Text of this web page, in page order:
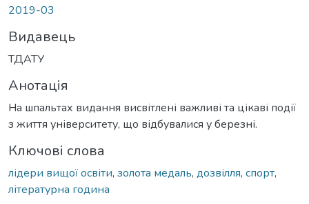
2019-03
Видавець
ТДАТУ
Анотація
На шпальтах видання висвітлені важливі та цікаві події
з життя університету, що відбувалися у березні.
Ключові слова
лідери вищої освіти, золота медаль, дозвілля, спорт,
літературна година